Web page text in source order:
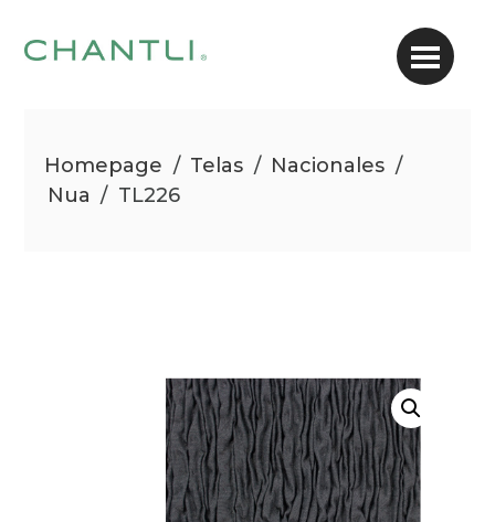
Homepage / Telas / Nacionales /
Nua / TL226